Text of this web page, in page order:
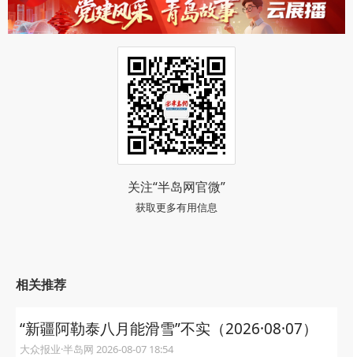
关注“半岛网官微”
获取更多有用信息
相关推荐
“新疆阿勒泰八月能滑雪”不实（2026·08·07）
大众报业·半岛网 2026-08-07 18:54